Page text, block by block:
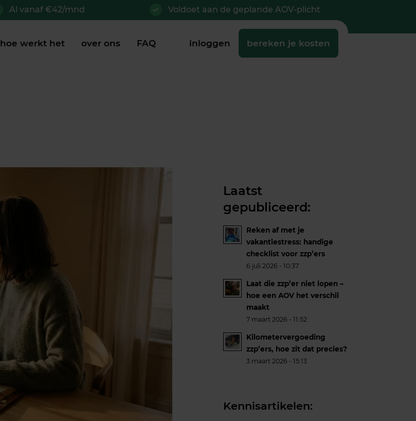
Al vanaf €42/mnd Voldoet aan de geplande AOV-plicht
hoe werkt het over ons FAQ inloggen bereken je kosten
Laatst
gepubliceerd:
Reken af met je
vakantiestress: handige
checklist voor zzp’ers
6 juli 2026 - 10:37
Laat die zzp’er niet lopen –
hoe een AOV het verschil
maakt
7 maart 2026 - 11:52
Kilometervergoeding
zzp’ers, hoe zit dat precies?
3 maart 2026 - 15:13
Kennisartikelen: